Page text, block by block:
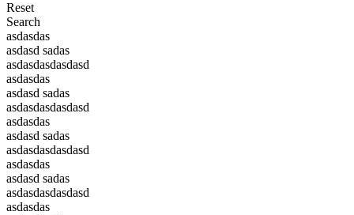
Reset
Search
asdasdas
asdasd sadas
asdasdasdasdasd
asdasdas
asdasd sadas
asdasdasdasdasd
asdasdas
asdasd sadas
asdasdasdasdasd
asdasdas
asdasd sadas
asdasdasdasdasd
asdasdas